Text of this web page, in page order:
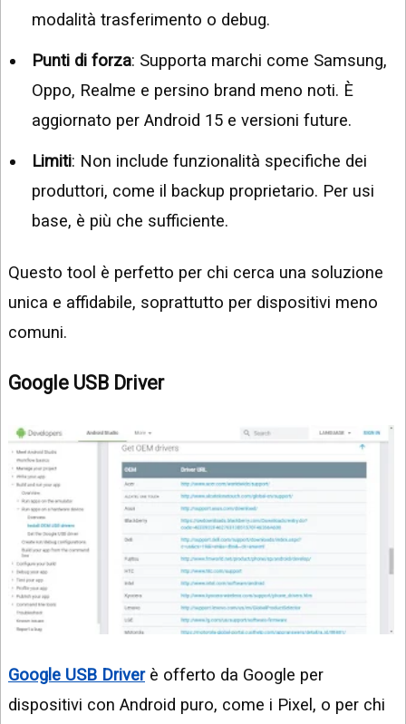
modalità trasferimento o debug.
Punti di forza: Supporta marchi come Samsung,
Oppo, Realme e persino brand meno noti. È
aggiornato per Android 15 e versioni future.
Limiti: Non include funzionalità specifiche dei
produttori, come il backup proprietario. Per usi
base, è più che sufficiente.
Questo tool è perfetto per chi cerca una soluzione
unica e affidabile, soprattutto per dispositivi meno
comuni.
Google USB Driver
Google USB Driverè offerto da Google per
dispositivi con Android puro, come i Pixel, o per chi